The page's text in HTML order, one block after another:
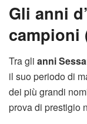
Gli anni
campioni
Tra gli anni
il suo periodo di
dei più grandi
prova di prestigio